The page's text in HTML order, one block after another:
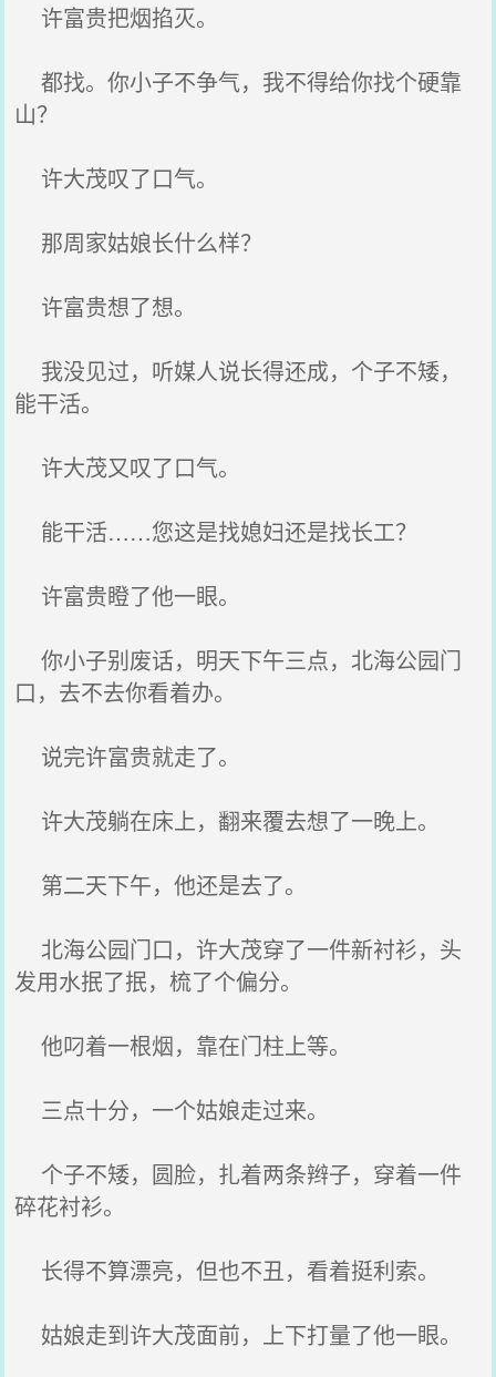
许富贵把烟掐灭。
都找。你小子不争气，我不得给你找个硬靠
山？
许大茂叹了口气。
那周家姑娘长什么样？
许富贵想了想。
我没见过，听媒人说长得还成，个子不矮，
能干活。
许大茂又叹了口气。
能干活……您这是找媳妇还是找长工？
许富贵瞪了他一眼。
你小子别废话，明天下午三点，北海公园门
口，去不去你看着办。
说完许富贵就走了。
许大茂躺在床上，翻来覆去想了一晚上。
第二天下午，他还是去了。
北海公园门口，许大茂穿了一件新衬衫，头
发用水抿了抿，梳了个偏分。
他叼着一根烟，靠在门柱上等。
三点十分，一个姑娘走过来。
个子不矮，圆脸，扎着两条辫子，穿着一件
碎花衬衫。
长得不算漂亮，但也不丑，看着挺利索。
姑娘走到许大茂面前，上下打量了他一眼。